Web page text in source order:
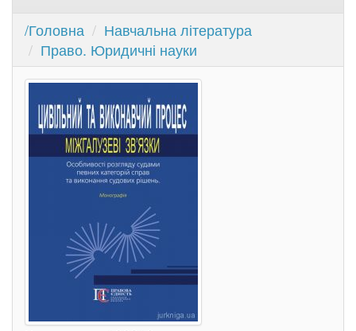
/Головна
Навчальна література
Право. Юридичні науки